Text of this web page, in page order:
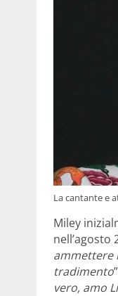
La cantante e
Miley
ammettere
tradimento
vero, amo